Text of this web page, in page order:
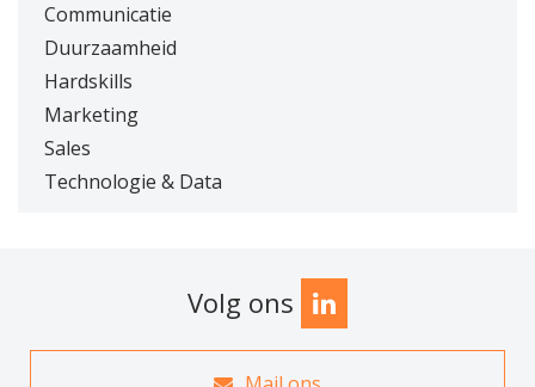
Communicatie
Duurzaamheid
Hardskills
Marketing
Sales
Technologie & Data
Volg ons